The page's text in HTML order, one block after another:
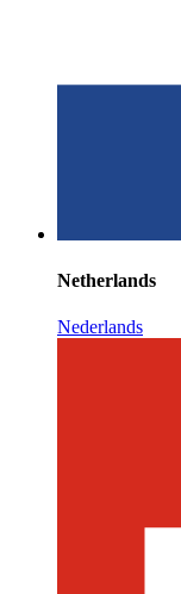
Netherlands
Nederlands